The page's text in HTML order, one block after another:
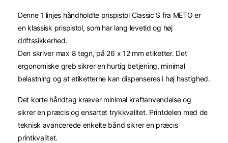
Denne 1 linjes håndholdte prispistol Classic S fra METO er
en klassisk prispistol, som har lang levetid og høj
driftssikkerhed.
Den skriver max 8 tegn, på 26 x 12 mm etiketter. Det
ergonomiske greb sikrer en hurtig betjening, minimal
belastning og at etiketterne kan dispenseres i høj hastighed.
Det korte håndtag kræver minimal kraftanvendelse og
sikrer en præcis og ensartet trykkvalitet. Printdelen med de
teknisk avancerede enkelte bånd sikrer en præcis
printkvalitet.